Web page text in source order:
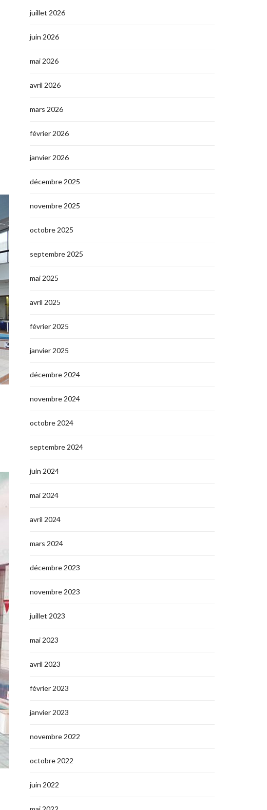
juillet 2026
juin 2026
mai 2026
avril 2026
mars 2026
février 2026
janvier 2026
décembre 2025
novembre 2025
octobre 2025
septembre 2025
mai 2025
avril 2025
février 2025
janvier 2025
décembre 2024
novembre 2024
octobre 2024
septembre 2024
juin 2024
mai 2024
avril 2024
mars 2024
décembre 2023
novembre 2023
juillet 2023
mai 2023
avril 2023
février 2023
janvier 2023
novembre 2022
octobre 2022
juin 2022